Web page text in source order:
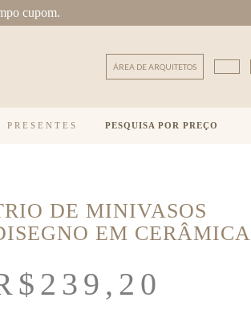
cupom.
ÁREA DE ARQUITETOS
PESQUISA POR PREÇO
DE MINIVASOS
EM CERÂMICA
239,20